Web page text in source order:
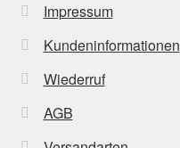
Impressum
Kundeninformationen
Wiederruf
AGB